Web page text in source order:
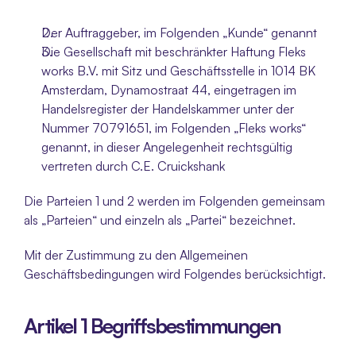
Der Auftraggeber, im Folgenden „Kunde“ genannt
Die Gesellschaft mit beschränkter Haftung Fleks
works B.V. mit Sitz und Geschäftsstelle in 1014 BK
Amsterdam, Dynamostraat 44, eingetragen im
Handelsregister der Handelskammer unter der
Nummer 70791651, im Folgenden „Fleks works“
genannt, in dieser Angelegenheit rechtsgültig
vertreten durch C.E. Cruickshank
Die Parteien 1 und 2 werden im Folgenden gemeinsam
als „Parteien“ und einzeln als „Partei“ bezeichnet.
Mit der Zustimmung zu den Allgemeinen
Geschäftsbedingungen wird Folgendes berücksichtigt.
Artikel 1 Begriffsbestimmungen